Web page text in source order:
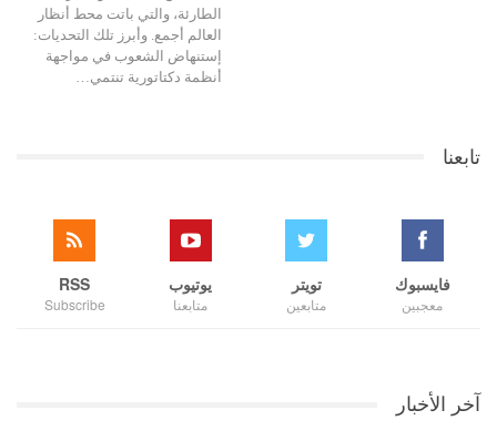
الطارئة، والتي باتت محط أنظار
العالم أجمع. وأبرز تلك التحديات:
إستنهاض الشعوب في مواجهة
أنظمة دكتاتورية تنتمي…
تابعنا
فايسبوك
معجبين
تويتر
متابعين
يوتيوب
متابعنا
RSS
Subscribe
آخر الأخبار